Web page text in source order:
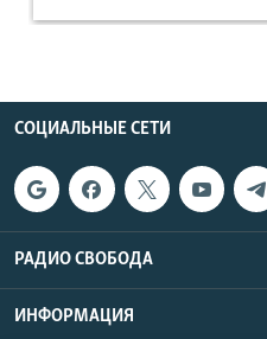
СОЦИАЛЬНЫЕ СЕТИ
РАДИО СВОБОДА
ИНФОРМАЦИЯ